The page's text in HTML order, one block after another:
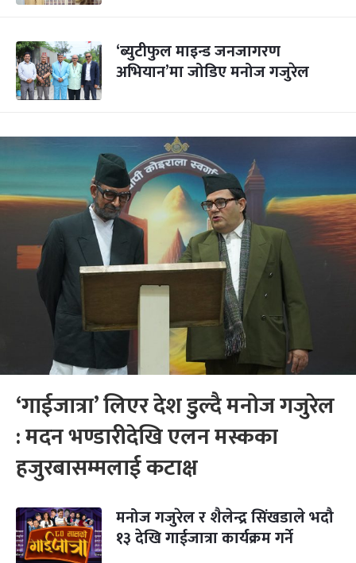
‘ब्युटीफुल माइन्ड जनजागरण
अभियान’मा जोडिए मनोज गजुरेल
‘गाईजात्रा’ लिएर देश डुल्दै मनोज गजुरेल
: मदन भण्डारीदेखि एलन मस्कका
हजुरबासम्मलाई कटाक्ष
मनोज गजुरेल र शैलेन्द्र सिंखडाले भदौ
१३ देखि गाईजात्रा कार्यक्रम गर्ने